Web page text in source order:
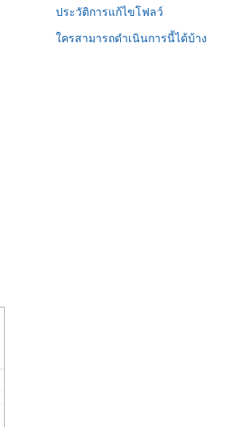
ประวัติการแก้ไขโฟลว์
ใครสามารถดำเนินการนี้ได้บ้าง